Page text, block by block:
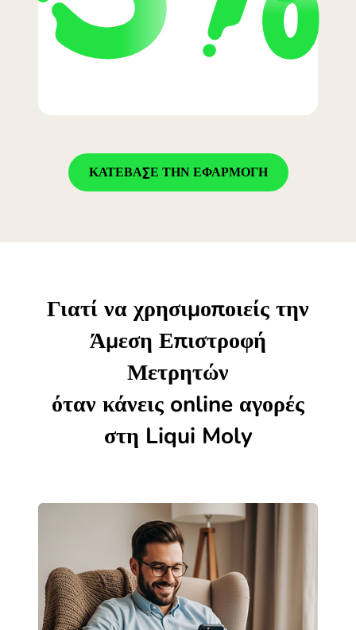
ΚΑΤΕΒΑΣΕ ΤΗΝ ΕΦΑΡΜΟΓΗ
Γιατί να χρησιμοποιείς την
Άμεση Επιστροφή
Μετρητών
όταν κάνεις online αγορές
στη Liqui Moly